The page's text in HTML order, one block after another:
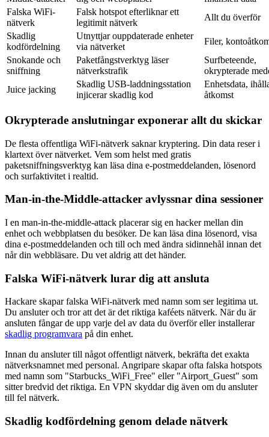
Falska WiFi-
nätverk
Falsk hotspot efterliknar ett
legitimit nätverk
Allt du överför
Skadlig
kodfördelning
Utnyttjar ouppdaterade enheter
via nätverket
Filer,
Snokande och
sniffning
Paketfångstverktyg läser
nätverkstrafik
Surfbeteende,
okrypterade
Juice jacking
Skadlig USB-laddningsstation
injicerar skadlig kod
Enhetsdata,
åtkomst
Okrypterade anslutningar exponerar allt du skickar
De flesta offentliga WiFi-nätverk saknar kryptering. Din data reser i
klartext över nätverket. Vem som helst med gratis
paketsniffningsverktyg kan läsa dina e-postmeddelanden, lösenord
och surfaktivitet i realtid.
Man-in-the-Middle-attacker avlyssnar dina sessioner
I en man-in-the-middle-attack placerar sig en hacker mellan din
enhet och webbplatsen du besöker. De kan läsa dina lösenord, visa
dina e-postmeddelanden och till och med ändra sidinnehål innan det
når din webbläsare. Du vet aldrig att det händer.
Falska WiFi-nätverk lurar dig att ansluta
Hackare skapar falska WiFi-nätverk med namn som ser legitima ut.
Du ansluter och tror att det är det riktiga kaféets nätverk. När du är
ansluten fångar de upp varje del av data du överför eller installerar
skadlig programvara på din enhet.
Innan du ansluter till något offentligt nätverk, bekräfta det exakta
nätverksnamnet med personal. Angripare skapar ofta falska hotspots
med namn som "Starbucks_WiFi_Free" eller "Airport_Guest" som
sitter bredvid det riktiga. En VPN skyddar dig även om du ansluter
till fel nätverk.
Skadlig kodfördelning genom delade nätverk